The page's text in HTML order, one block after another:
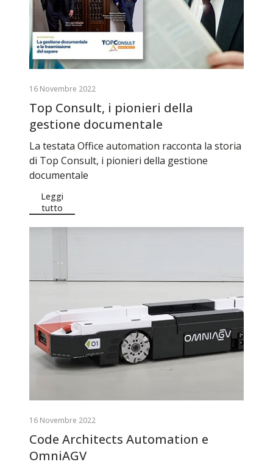
16 Novembre 2022
Top Consult, i pionieri della
gestione documentale
La testata Office automation racconta la storia
di Top Consult, i pionieri della gestione
documentale
Leggi
tutto
16 Novembre 2022
Code Architects Automation e
OmniAGV